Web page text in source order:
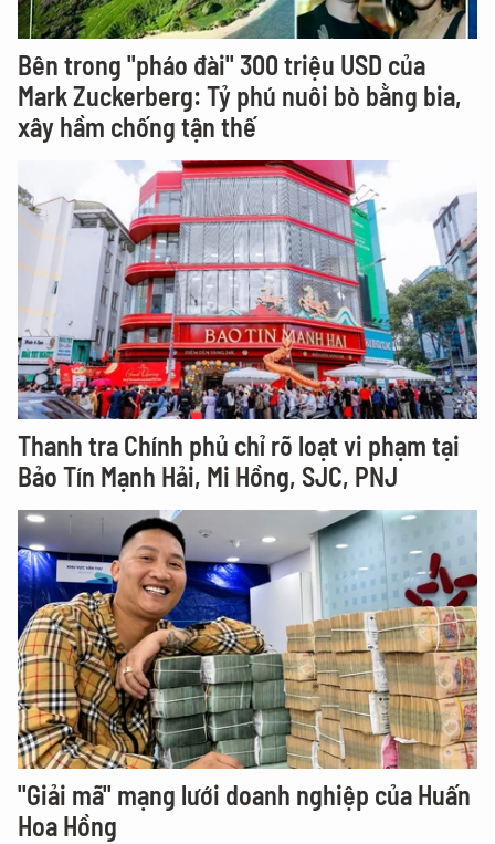
Bên trong "pháo đài" 300 triệu USD của
Mark Zuckerberg: Tỷ phú nuôi bò bằng bia,
xây hầm chống tận thế
Thanh tra Chính phủ chỉ rõ loạt vi phạm tại
Bảo Tín Mạnh Hải, Mi Hồng, SJC, PNJ
"Giải mã" mạng lưới doanh nghiệp của Huấn
Hoa Hồng